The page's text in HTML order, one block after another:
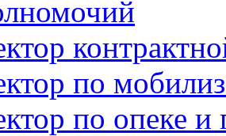
по
по опеке и